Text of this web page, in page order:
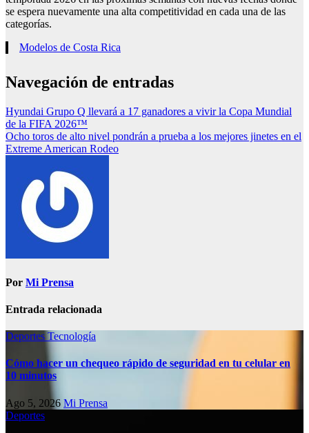
se espera nuevamente una alta competitividad en cada una de las
categorías.
Modelos de Costa Rica
Navegación de entradas
Hyundai Grupo Q llevará a 17 ganadores a vivir la Copa Mundial
de la FIFA 2026™
Ocho toros de alto nivel pondrán a prueba a los mejores jinetes en el
Extreme American Rodeo
Por Mi Prensa
Entrada relacionada
Deportes Tecnología
Cómo hacer un chequeo rápido de seguridad en tu celular en
10 minutos
Ago 5, 2026 Mi Prensa
Deportes